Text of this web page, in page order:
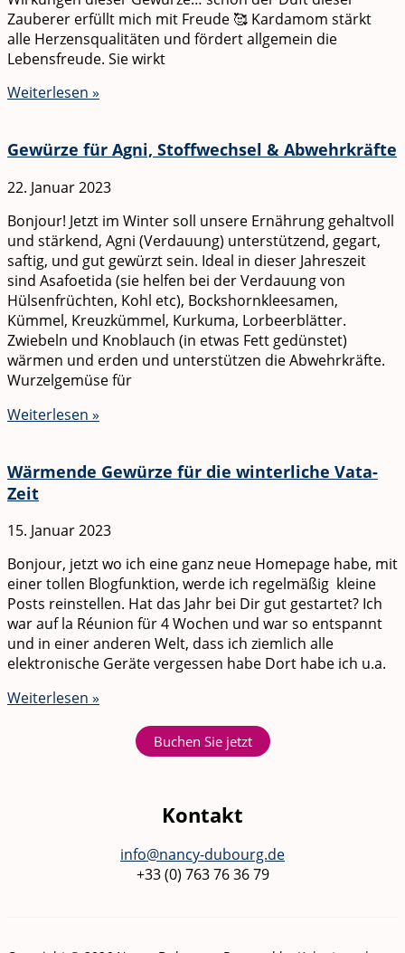
Zauberer erfüllt mich mit Freude 🥰 Kardamom stärkt
alle Herzensqualitäten und fördert allgemein die
Lebensfreude. Sie wirkt
Weiterlesen »
Gewürze für Agni, Stoffwechsel & Abwehrkräfte
22. Januar 2023
Bonjour! Jetzt im Winter soll unsere Ernährung gehaltvoll
und stärkend, Agni (Verdauung) unterstützend, gegart,
saftig, und gut gewürzt sein. Ideal in dieser Jahreszeit
sind Asafoetida (sie helfen bei der Verdauung von
Hülsenfrüchten, Kohl etc), Bockshornkleesamen,
Kümmel, Kreuzkümmel, Kurkuma, Lorbeerblätter.
Zwiebeln und Knoblauch (in etwas Fett gedünstet)
wärmen und erden und unterstützen die Abwehrkräfte.
Wurzelgemüse für
Weiterlesen »
Wärmende Gewürze für die winterliche Vata-
Zeit
15. Januar 2023
Bonjour, jetzt wo ich eine ganz neue Homepage habe, mit
einer tollen Blogfunktion, werde ich regelmäßig kleine
Posts reinstellen. Hat das Jahr bei Dir gut gestartet? Ich
war auf la Réunion für 4 Wochen und war so entspannt
und in einer anderen Welt, dass ich ziemlich alle
elektronische Geräte vergessen habe Dort habe ich u.a.
Weiterlesen »
Buchen Sie jetzt
Kontakt
info@nancy-dubourg.de
+33 (0) 763 76 36 79